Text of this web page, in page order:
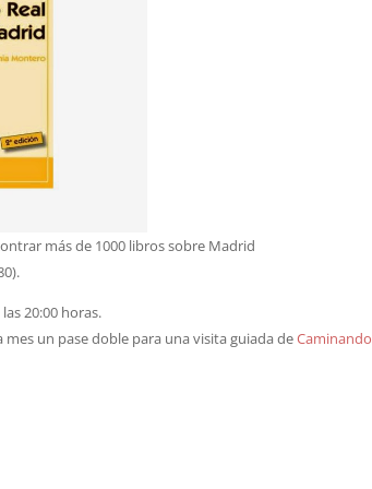
más de 1000 libros sobre Madrid
20:00 horas.
un pase doble para una visita guiada de